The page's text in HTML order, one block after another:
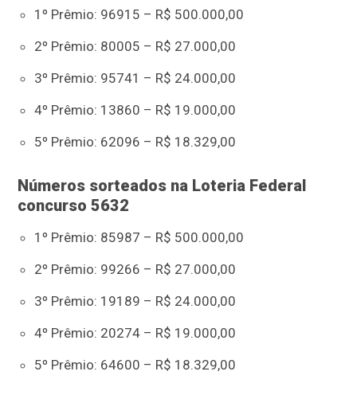
1º Prêmio: 96915 – R$ 500.000,00
2º Prêmio: 80005 – R$ 27.000,00
3º Prêmio: 95741 – R$ 24.000,00
4º Prêmio: 13860 – R$ 19.000,00
5º Prêmio: 62096 – R$ 18.329,00
Números sorteados na Loteria Federal
concurso 5632
1º Prêmio: 85987 – R$ 500.000,00
2º Prêmio: 99266 – R$ 27.000,00
3º Prêmio: 19189 – R$ 24.000,00
4º Prêmio: 20274 – R$ 19.000,00
5º Prêmio: 64600 – R$ 18.329,00